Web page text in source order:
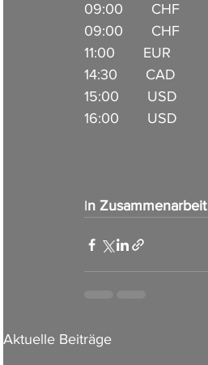
09:00       CHF
09:00       CHF
11:00       EUR
14:30       CAD
15:00       USD
16:00       USD
In
Aktuelle Beiträge